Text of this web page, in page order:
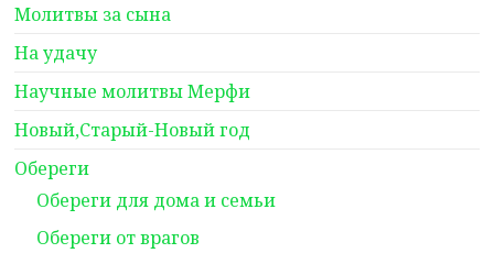
Молитвы за сына
На удачу
Научные молитвы Мерфи
Новый,Старый-Новый год
Обереги
Обереги для дома и семьи
Обереги от врагов